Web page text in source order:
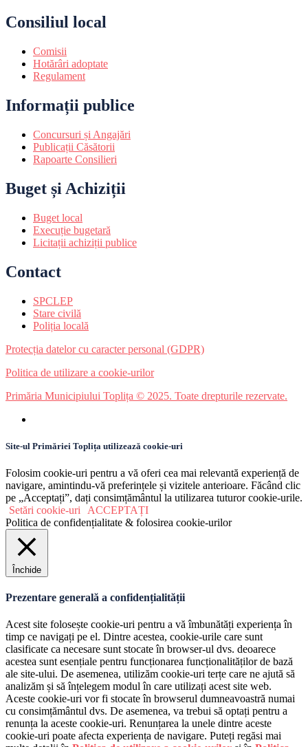
Consiliul local
Comisii
Hotărâri adoptate
Regulament
Informații publice
Concursuri și Angajări
Publicații Căsătorii
Rapoarte Consilieri
Buget și Achiziții
Buget local
Execuție bugetară
Licitații achiziții publice
Contact
SPCLEP
Stare civilă
Poliția locală
Protecția datelor cu caracter personal (GDPR)
Politica de utilizare a cookie-urilor
Primăria Municipiului Toplița © 2025. Toate drepturile rezervate.
Site-ul Primăriei Toplița utilizează cookie-uri
Folosim cookie-uri pentru a vă oferi cea mai relevantă experiență de
navigare, amintindu-vă preferințele și vizitele anterioare. Făcând clic
pe „Acceptați”, dați consimțământul la utilizarea tuturor cookie-urile.
Setări cookie-uri
ACCEPTAȚI
Politica de confidențialitate & folosirea cookie-urilor
Închide
Prezentare generală a confidențialității
Acest site folosește cookie-uri pentru a vă îmbunătăți experiența în
timp ce navigați pe el. Dintre acestea, cookie-urile care sunt
clasificate ca necesare sunt stocate în browser-ul dvs. deoarece
acestea sunt esențiale pentru funcționarea funcționalităților de bază
ale site-ului. De asemenea, utilizăm cookie-uri terțe care ne ajută să
analizăm și să înțelegem modul în care utilizați acest site web.
Aceste cookie-uri vor fi stocate în browserul dumneavoastră numai
cu consimțământul dvs. De asemenea, va trebui să optați pentru a
renunța la aceste cookie-uri. Renunțarea la unele dintre aceste
cookie-uri poate afecta experiența de navigare. Puteți regăsi mai